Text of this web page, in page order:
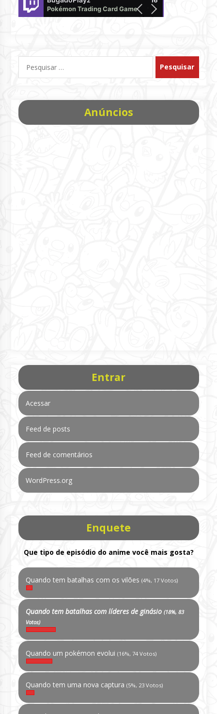
Pokémon Trading Card Game Live
por:
Anúncios
Entrar
Acessar
Feed de posts
Feed de comentários
WordPress.org
Enquete
Que tipo de episódio do anime você mais gosta?
Quando tem batalhas com os vilões (4%, 17 Votos)
Quando tem batalhas com líderes de ginásio (18%, 83
Votos)
Quando um pokémon evolui (16%, 74 Votos)
Quando tem uma nova captura (5%, 23 Votos)